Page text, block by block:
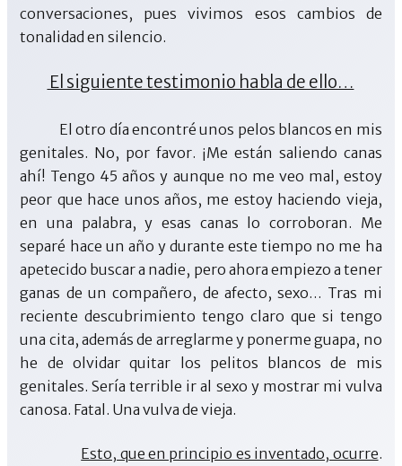
conversaciones, pues vivimos esos cambios de
tonalidad en silencio.
El siguiente testimonio habla de ello…
El otro día encontré unos pelos blancos en mis
genitales. No, por favor. ¡Me están saliendo canas
ahí! Tengo 45 años y aunque no me veo mal, estoy
peor que hace unos años, me estoy haciendo vieja,
en una palabra, y esas canas lo corroboran. Me
separé hace un año y durante este tiempo no me ha
apetecido buscar a nadie, pero ahora empiezo a tener
ganas de un compañero, de afecto, sexo… Tras mi
reciente descubrimiento tengo claro que si tengo
una cita, además de arreglarme y ponerme guapa, no
he de olvidar quitar los pelitos blancos de mis
genitales. Sería terrible ir al sexo y mostrar mi vulva
canosa. Fatal. Una vulva de vieja.
Esto, que en principio es inventado, ocurre.